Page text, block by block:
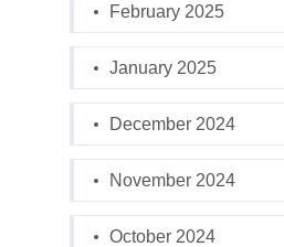
February 2025
January 2025
December 2024
November 2024
October 2024